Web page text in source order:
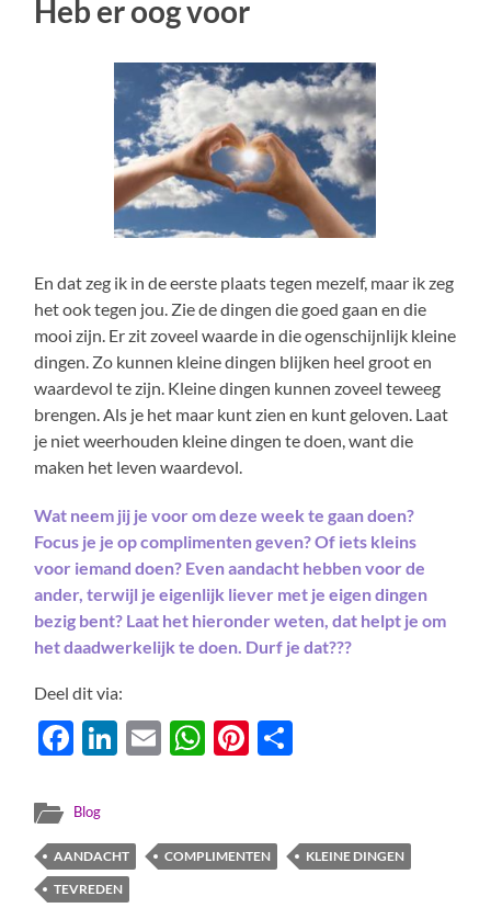
Heb er oog voor
En dat zeg ik in de eerste plaats tegen mezelf, maar ik zeg
het ook tegen jou. Zie de dingen die goed gaan en die
mooi zijn. Er zit zoveel waarde in die ogenschijnlijk kleine
dingen. Zo kunnen kleine dingen blijken heel groot en
waardevol te zijn. Kleine dingen kunnen zoveel teweeg
brengen. Als je het maar kunt zien en kunt geloven. Laat
je niet weerhouden kleine dingen te doen, want die
maken het leven waardevol.
Wat neem jij je voor om deze week te gaan doen?
Focus je je op complimenten geven? Of iets kleins
voor iemand doen? Even aandacht hebben voor de
ander, terwijl je eigenlijk liever met je eigen dingen
bezig bent? Laat het hieronder weten, dat helpt je om
het daadwerkelijk te doen. Durf je dat???
Deel dit via:
Facebook
LinkedIn
EmailWhatsApp
Pinterest
Blog
AANDACHT COMPLIMENTEN
KLEINE DINGEN
TEVREDEN